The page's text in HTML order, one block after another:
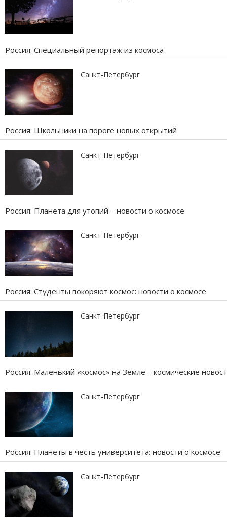
Россия: Специальный репортаж из космоса
Санкт-Петербург
Россия: Школьники на пороге новых открытий
Санкт-Петербург
Россия: Планета для утопий – новости о космосе
Санкт-Петербург
Россия: Студенты покоряют космос: новости о космосе
Санкт-Петербург
Россия: Маленький «космос» на Земле – космические
Санкт-Петербург
Россия: Планеты в честь университета: новости о космосе
Санкт-Петербург